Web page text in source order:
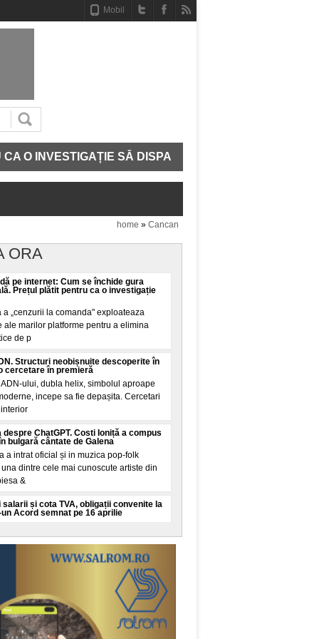
Mobil
SĂ DISPARĂ
home » Cancan
ORA
pe internet: Cum se închide gura
Prețul plătit pentru ca o investigație
a „cenzurii la comanda" exploateaza
ale marilor platforme pentru a elimina
de p
Structuri neobișnuite descoperite în
cercetare în premieră
ului, dubla helix, simbolul aproape
incepe sa fie depașita. Cercetari
ChatGPT. Costi Ioniță a compus
bulgară cântate de Galena
a intrat oficial și in muzica pop-folk
dintre cele mai cunoscute artiste din
&
salarii și cota TVA, obligații convenite la
Acord semnat pe 16 aprilie
Finanțelor și ratificat joi de Parlament
țarii
vine din Spania: Mosadul israelian e în
din Ceuta
și de analiza din China
controversata. Potrivit acestor voci, citate
servici